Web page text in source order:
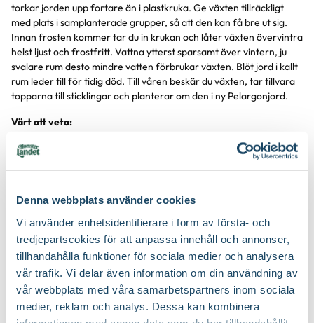
Denna webbplats använder cookies
Vi använder enhetsidentifierare i form av första- och
tredjepartscokies för att anpassa innehåll och annonser,
tillhandahålla funktioner för sociala medier och analysera
vår trafik. Vi delar även information om din användning av
vår webbplats med våra samarbetspartners inom sociala
medier, reklam och analys. Dessa kan kombinera
torkar jorden upp fortare än i plastkruka. Ge växten tillräckligt
med plats i samplanterade grupper, så att den kan få bre ut sig.
Innan frosten kommer tar du in krukan och låter växten övervintra
helst ljust och frostfritt. Vattna ytterst sparsamt över vintern, ju
svalare rum desto mindre vatten förbrukar växten. Blöt jord i kallt
rum leder till för tidig död. Till våren beskär du växten, tar tillvara
topparna till sticklingar och planterar om den i ny Pelargonjord.
Värt att veta:
Den pelargon, som odlades först i vårt land var bollpelargon, året
var 1690. Den togs hit från Botaniska trädgården i Leiden. Vi var
nya kommer årligen. Till för bara några decennier sedan
förökades alla zonalpelargoner vegetativt men nu fröförökas en
hel del med gott resultat. Putsade toppar sticker du i såjord med
ett centimetertjockt skikt av sand överst, som hindrar dem från att
ruttna. Täck dem med ett papper, tills de rotat. Då planterar du
dem i kruka och Blomsterlandets Pelargonjord. Toppa dem en
gång för att få buskigare växt. Intresset för zonalpelargoner är i
sanning stort, det finns särskilda ”sällskap”, där man byter både